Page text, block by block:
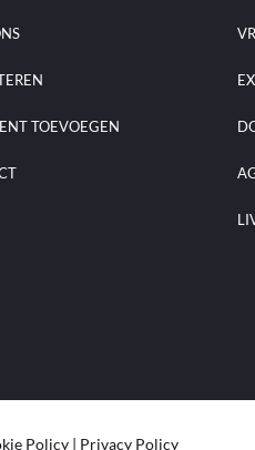
TOEVOEGEN
Policy | Privacy Policy